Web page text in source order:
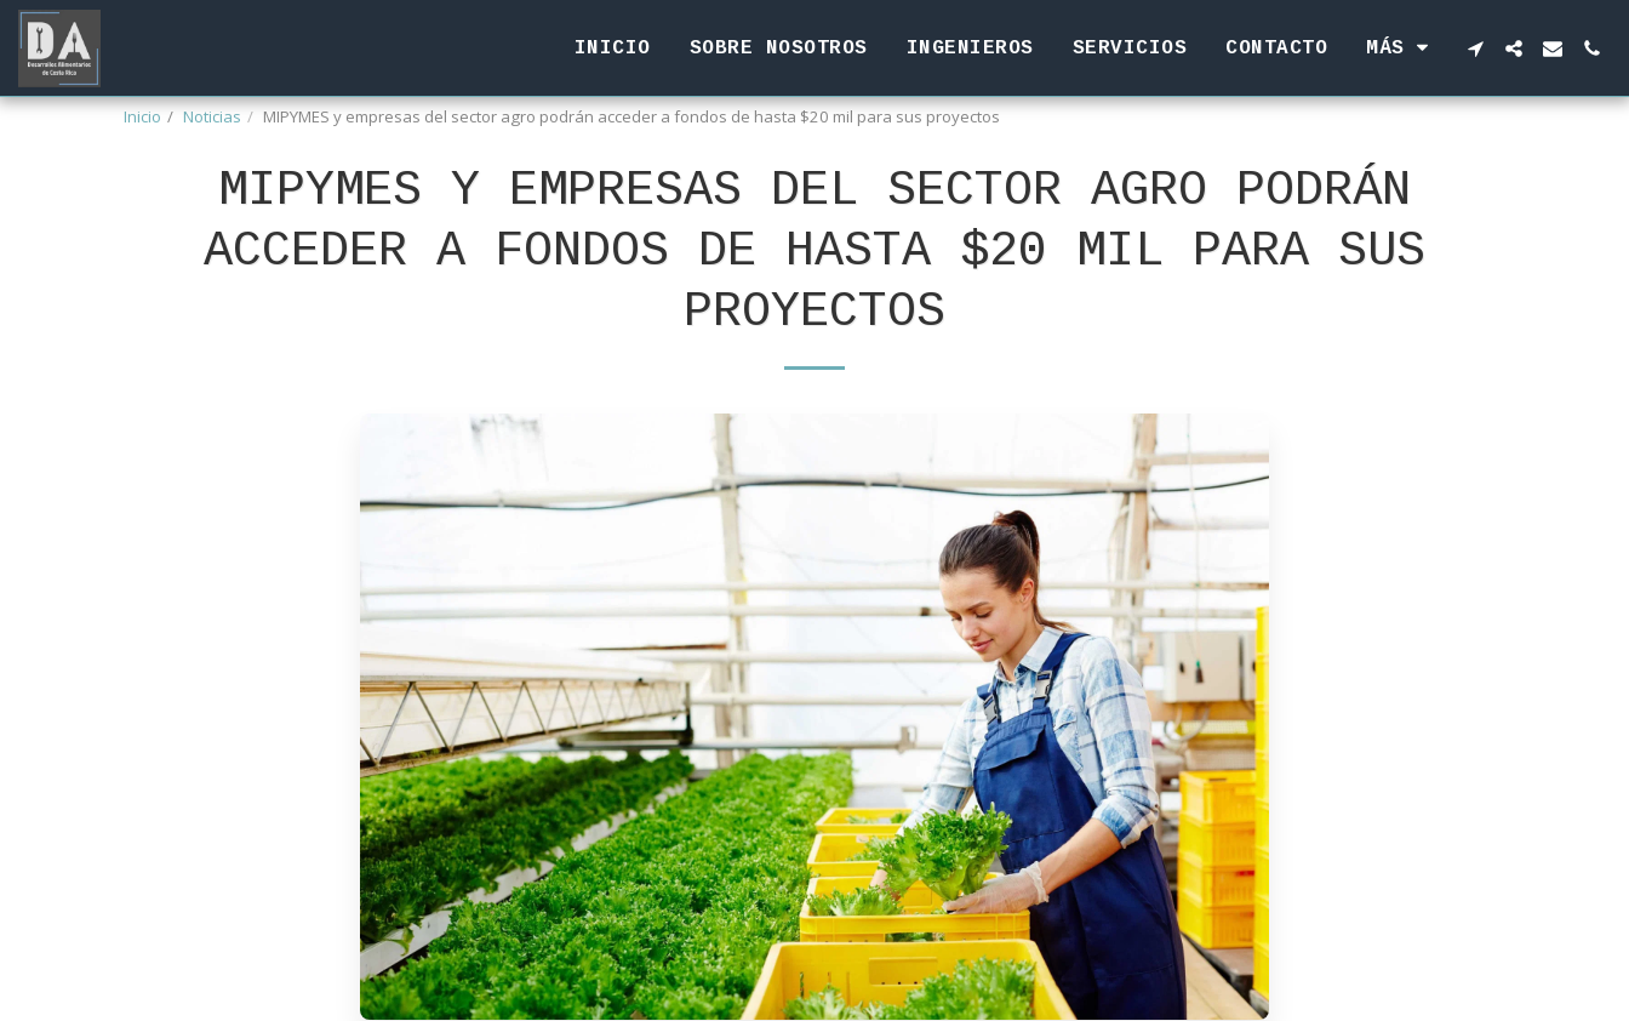
INICIO SOBRE NOSOTROS INGENIEROS SERVICIOS CONTACTO MÁS
Inicio Noticias MIPYMES y empresas del sector agro podrán acceder a fondos de hasta $20 mil para sus proyectos
MIPYMES Y EMPRESAS DEL SECTOR AGRO PODRÁN
ACCEDER A FONDOS DE HASTA $20 MIL PARA SUS
PROYECTOS